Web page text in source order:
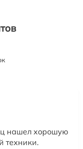
нашел хорошую
техники.